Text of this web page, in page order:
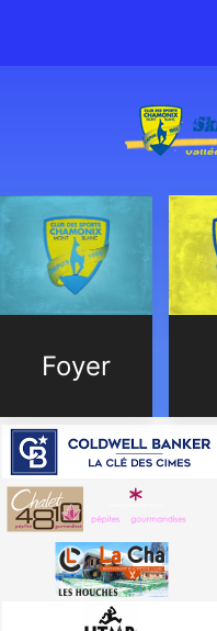
Foyer